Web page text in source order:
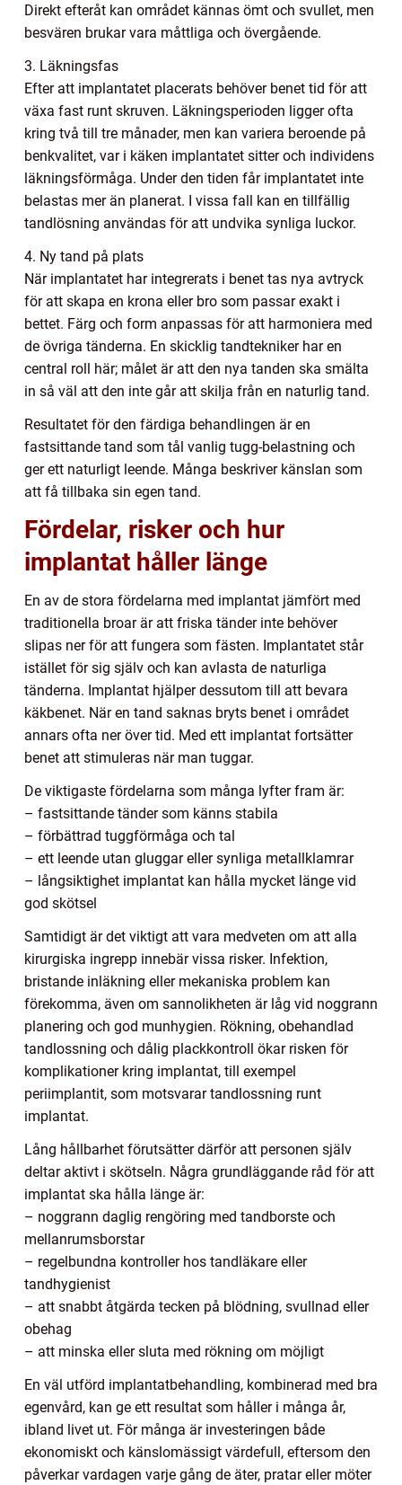
Direkt efteråt kan området kännas ömt och svullet, men
besvären brukar vara måttliga och övergående.
3. Läkningsfas
Efter att implantatet placerats behöver benet tid för att
växa fast runt skruven. Läkningsperioden ligger ofta
kring två till tre månader, men kan variera beroende på
benkvalitet, var i käken implantatet sitter och individens
läkningsförmåga. Under den tiden får implantatet inte
belastas mer än planerat. I vissa fall kan en tillfällig
tandlösning användas för att undvika synliga luckor.
4. Ny tand på plats
När implantatet har integrerats i benet tas nya avtryck
för att skapa en krona eller bro som passar exakt i
bettet. Färg och form anpassas för att harmoniera med
de övriga tänderna. En skicklig tandtekniker har en
central roll här; målet är att den nya tanden ska smälta
in så väl att den inte går att skilja från en naturlig tand.
Resultatet för den färdiga behandlingen är en
fastsittande tand som tål vanlig tugg-belastning och
ger ett naturligt leende. Många beskriver känslan som
att få tillbaka sin egen tand.
Fördelar, risker och hur
implantat håller länge
En av de stora fördelarna med implantat jämfört med
traditionella broar är att friska tänder inte behöver
slipas ner för att fungera som fästen. Implantatet står
istället för sig själv och kan avlasta de naturliga
tänderna. Implantat hjälper dessutom till att bevara
käkbenet. När en tand saknas bryts benet i området
annars ofta ner över tid. Med ett implantat fortsätter
benet att stimuleras när man tuggar.
De viktigaste fördelarna som många lyfter fram är:
– fastsittande tänder som känns stabila
– förbättrad tuggförmåga och tal
– ett leende utan gluggar eller synliga metallklamrar
– långsiktighet implantat kan hålla mycket länge vid
god skötsel
Samtidigt är det viktigt att vara medveten om att alla
kirurgiska ingrepp innebär vissa risker. Infektion,
bristande inläkning eller mekaniska problem kan
förekomma, även om sannolikheten är låg vid noggrann
planering och god munhygien. Rökning, obehandlad
tandlossning och dålig plackkontroll ökar risken för
komplikationer kring implantat, till exempel
periimplantit, som motsvarar tandlossning runt
implantat.
Lång hållbarhet förutsätter därför att personen själv
deltar aktivt i skötseln. Några grundläggande råd för att
implantat ska hålla länge är:
– noggrann daglig rengöring med tandborste och
mellanrumsborstar
– regelbundna kontroller hos tandläkare eller
tandhygienist
– att snabbt åtgärda tecken på blödning, svullnad eller
obehag
– att minska eller sluta med rökning om möjligt
En väl utförd implantatbehandling, kombinerad med bra
egenvård, kan ge ett resultat som håller i många år,
ibland livet ut. För många är investeringen både
ekonomiskt och känslomässigt värdefull, eftersom den
påverkar vardagen varje gång de äter, pratar eller möter